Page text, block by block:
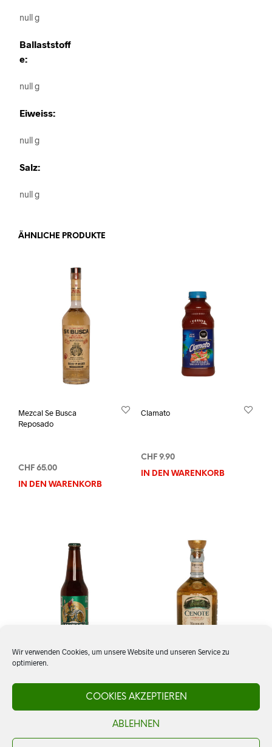
Wir verwenden Cookies, um unsere Website und unseren Service zu
optimieren.
COOKIES AKZEPTIEREN
ABLEHNEN
null g
Ballaststoff
e:
null g
Eiweiss:
null g
Salz:
null g
ÄHNLICHE PRODUKTE
Mezcal Se Busca
Reposado
CHF 65.00
IN DEN WARENKORB
Clamato
CHF9.90
IN DEN WARENKORB
Bier: Indio, Lager Tequila Cenote Reposado
CHF69.00